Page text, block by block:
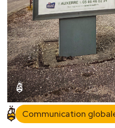
Communication